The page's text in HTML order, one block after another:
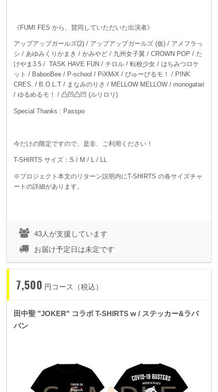
《FUMI FES から、賛同していただいた出演者》
アップアップガールズ(2) / アップアップガールズ (仮) / アメフラっ
シ / あゆみくりかまき / かみやど / 九州女子翼 / CROWN POP / た
けやま3.5 / TASK HAVE FUN / チロル / 転校少女 / はちみつロケ
ット / BabooBee / P-school / PiXMiX / ぴゅーぴるモ！ / PINK
CRES. / B.O.L.T / まなみのりさ / MELLOW MELLOW / monogatari
/ ゆるめるモ！ / 凸凹凸凹 (ルリロリ)
Special Thanks : Passpo
今だけの限定ですので、是非、ご利用ください！
T-SHIRTS サイズ：S / M / L / LL
※プロジェクト本文のリターン説明内にT-SHIRTS の各サイズチャ
ートの詳細があります。
43人が支援しています
お届け予定日は未定です
7,500 円コース（税込）
田中聖 "JOKER" コラボ T-SHIRTS w / ステッカー&ラバ
バン